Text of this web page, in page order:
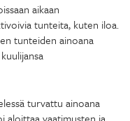
aikaan
tunteita, kuten iloa.
tunteiden ainoana
turvattu ainoana